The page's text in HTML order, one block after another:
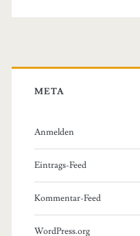
META
Anmelden
Eintrags-Feed
Kommentar-Feed
WordPress.org